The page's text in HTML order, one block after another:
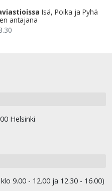
Isä, Poika ja Pyhä
antajana
Helsinki
9.00 - 12.00 ja 12.30 - 16.00)